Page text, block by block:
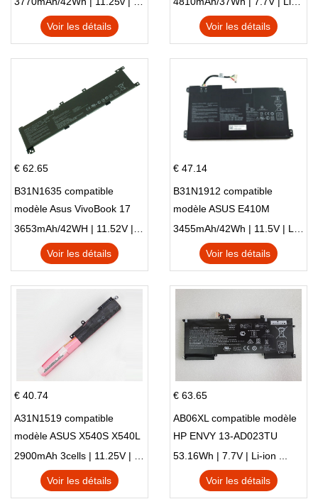
Voir les détails Voir les détails
€ 62.65
B31N1635 compatible
modèle Asus VivoBook 17
X705NC X705UA X705UV
X705UN X705UD
3653mAh/42WH | 11.52V | Li-ion ...
Voir les détails
€ 47.14
B31N1912 compatible
modèle ASUS E410M
E410MA L410MA
3455mAh/42Wh | 11.5V | Li-ion ...
Voir les détails
€ 40.74
A31N1519 compatible
modèle ASUS X540S X540L
X540LA-SI302 X540SA
X540S
2900mAh 3cells | 11.25V | Li-ion ...
Voir les détails
€ 63.65
AB06XL compatible modèle
HP ENVY 13-AD023TU
HSTNN-DB8C 921438-855
TPN-I128
53.16Wh | 7.7V | Li-ion ...
Voir les détails